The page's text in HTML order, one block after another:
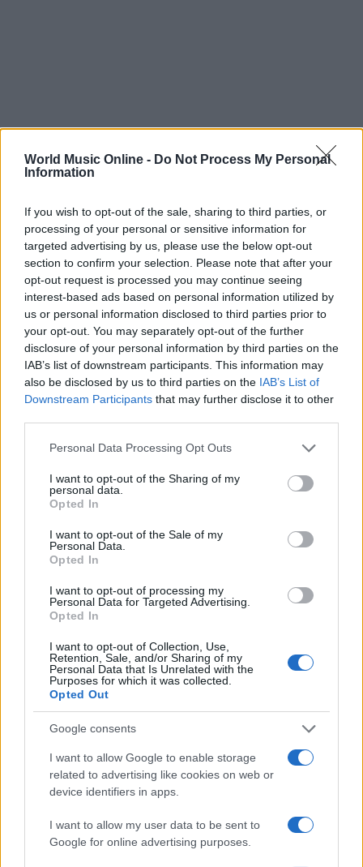
World Music Online - Do Not Process My Personal
Information
If you wish to opt-out of the sale, sharing to third parties, or
processing of your personal or sensitive information for
targeted advertising by us, please use the below opt-out
section to confirm your selection. Please note that after your
opt-out request is processed you may continue seeing
interest-based ads based on personal information utilized by
us or personal information disclosed to third parties prior to
your opt-out. You may separately opt-out of the further
disclosure of your personal information by third parties on the
IAB’s list of downstream participants. This information may
also be disclosed by us to third parties on the IAB’s List of
Downstream Participants that may further disclose it to other
Please note that this website/app uses one or more Google
not limited to your visit or usage behaviour. You may click to
grant or deny consent to Google and its third-party tags to
use your data for below specified purposes in below Google
consent section.
Personal Data Processing Opt Outs
I want to opt-out of the Sharing of my
personal data.
Opted In
I want to opt-out of the Sale of my
Personal Data.
Opted In
I want to opt-out of processing my
Personal Data for Targeted Advertising.
Opted In
I want to opt-out of Collection, Use,
Retention, Sale, and/or Sharing of my
Personal Data that Is Unrelated with the
Purposes for which it was collected.
Opted Out
Google consents
I want to allow Google to enable storage
related to advertising like cookies on web or
device identifiers in apps.
I want to allow my user data to be sent to
Google for online advertising purposes.
Continua a leggere
ritorno sul palco
Susanna Riva · 6 Ago 2026
NEWS
Valle d’Aosta: polemiche tra sindacato e istituzioni per
le supplenze scolastiche
Edoardo Marchesi · 5 Ago 2026